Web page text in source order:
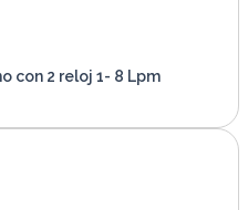
con 2 reloj 1- 8 Lpm